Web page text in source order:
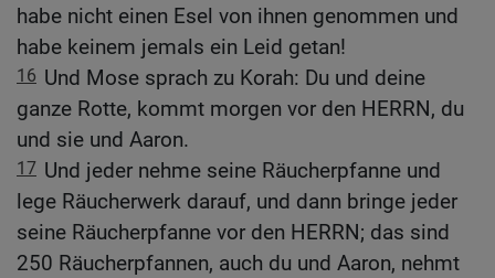
habe nicht einen Esel von ihnen genommen und
habe keinem jemals ein Leid getan!
16 Und Mose sprach zu Korah: Du und deine
ganze Rotte, kommt morgen vor den HERRN, du
und sie und Aaron.
17 Und jeder nehme seine Räucherpfanne und
lege Räucherwerk darauf, und dann bringe jeder
seine Räucherpfanne vor den HERRN; das sind
250 Räucherpfannen, auch du und Aaron, nehmt